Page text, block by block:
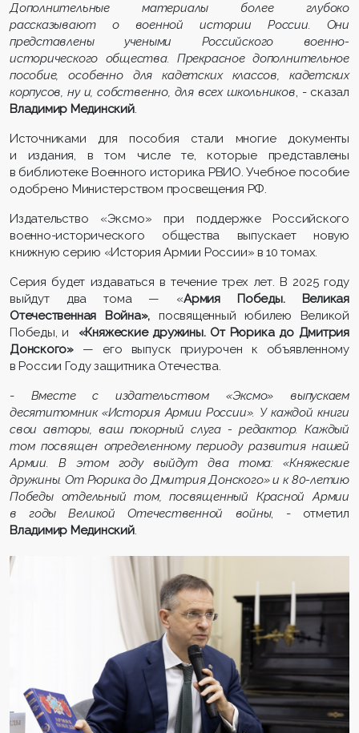
Дополнительные материалы более глубоко
рассказывают о военной истории России. Они
представлены учеными Российского военно-
исторического общества. Прекрасное дополнительное
пособие, особенно для кадетских классов, кадетских
корпусов, ну и, собственно, для всех школьников, - сказал
Владимир Мединский.
Источниками для пособия стали многие документы
и издания, в том числе те, которые представлены
в библиотеке Военного историка РВИО. Учебное пособие
одобрено Министерством просвещения РФ.
Издательство «Эксмо» при поддержке Российского
военно-исторического общества выпускает новую
книжную серию «История Армии России» в 10 томах.
Серия будет издаваться в течение трех лет. В 2025 году
выйдут два тома — «Армия Победы. Великая
Отечественная Война», посвященный юбилею Великой
Победы, и
«Княжеские дружины. От Рюрика до Дмитрия
Донского» — его выпуск приурочен к объявленному
в России Году защитника Отечества.
- Вместе с издательством «Эксмо» выпускаем
десятитомник «История Армии России». У каждой книги
свои авторы, ваш покорный слуга - редактор. Каждый
том посвящен определенному периоду развития нашей
Армии. В этом году выйдут два тома: «Княжеские
дружины. От Рюрика до Дмитрия Донского» и к 80-летию
Победы отдельный том, посвященный Красной Армии
в годы Великой Отечественной войны, - отметил
Владимир Мединский.